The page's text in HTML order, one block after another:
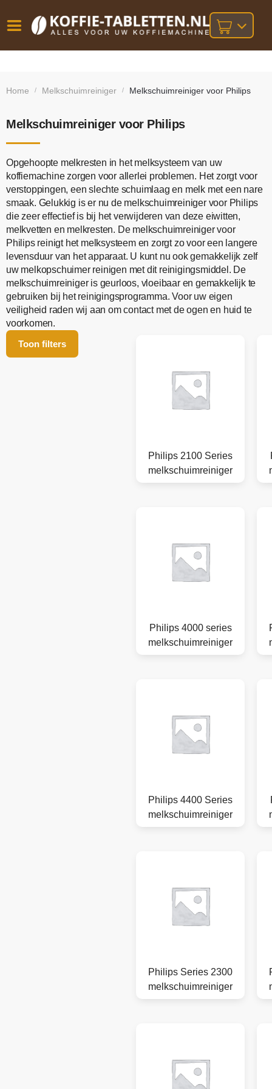
besteld,
bij orders
Home / Melkschuimreiniger / Melkschuimreiniger voor Philips
Melkschuimreiniger voor Philips
Opgehoopte melkresten in het melksysteem van uw
koffiemachine zorgen voor allerlei problemen. Het zorgt voor
verstoppingen, een slechte schuimlaag en melk met een nare
smaak. Gelukkig is er nu de melkschuimreiniger voor Philips
die zeer effectief is bij het verwijderen van deze eiwitten,
melkvetten en melkresten. De melkschuimreiniger voor
Philips reinigt het melksysteem en zorgt zo voor een langere
levensduur van het apparaat. U kunt nu ook gemakkelijk zelf
uw melkopschuimer reinigen met dit reinigingsmiddel. De
melkschuimreiniger is geurloos, vloeibaar en gemakkelijk te
gebruiken bij het reinigingsprogramma. Voor uw eigen
veiligheid raden wij aan om contact met de ogen en huid te
voorkomen.
Toon filters
Philips 2100 Series
melkschuimreiniger
Philips 4000 series
melkschuimreiniger
Philips 4400 Series
melkschuimreiniger
Philips Series 2300
melkschuimreiniger